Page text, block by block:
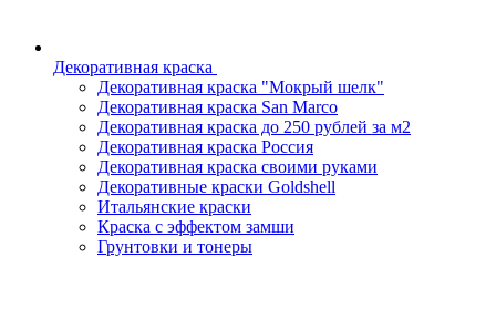
Декоративная краска
Декоративная краска "Мокрый шелк"
Декоративная краска San Marco
Декоративная краска до 250 рублей за м2
Декоративная краска Россия
Декоративная краска своими руками
Декоративные краски Goldshell
Итальянские краски
Краска с эффектом замши
Грунтовки и тонеры